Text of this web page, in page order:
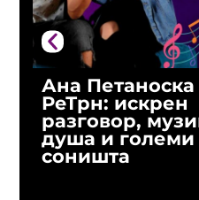
Ана Петаноска
РеТрн: искрен
разговор,
душа и големи
соништа